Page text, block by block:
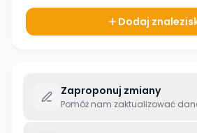
Dodaj
Zaproponuj zmiany
Pomóż nam zaktualizować